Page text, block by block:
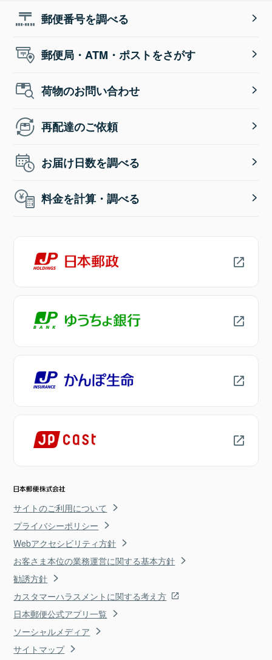
郵便番号を調べる
郵便局・ATM・ポストをさがす
荷物のお問い合わせ
再配達のご依頼
お届け日数を調べる
料金を計算・調べる
サイトのご利用について
プライバシーポリシー
Webアクセシビリティ方針
お客さま本位の業務運営に関する基本方針
勧誘方針
カスタマーハラスメントに関する考え方
日本郵便公式アプリ一覧
ソーシャルメディア
サイトマップ